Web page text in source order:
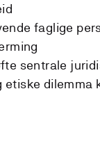
faglige
sentrale
etiske